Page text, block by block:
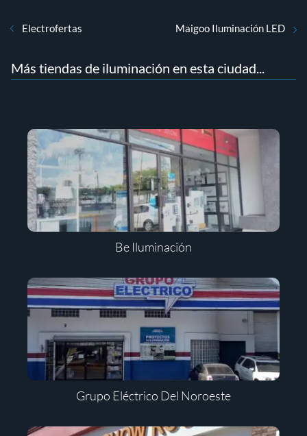
Electrofertas Maigoo Iluminación LED
Más tiendas de iluminación en esta ciudad...
Be Iluminación
Grupo Eléctrico Del Noroeste